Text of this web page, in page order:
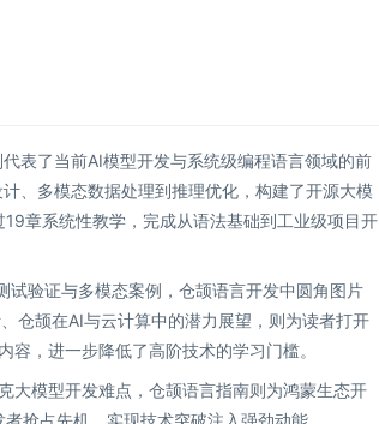
表了当前AI模型开发与系统级编程语言领域的前
、多模态数据处理到推理优化，构建了开源大模
章系统性教学，完成从语法基础到工业级项目开
试验证与多模态案例，仓颉语言开发中圆角图片
仓颉在AI与云计算中的潜力展望，则为读者打开
，进一步降低了高阶技术的学习门槛。
模型开发难点，仓颉语言指南则为鸿蒙生态开
抢占先机、实现技术突破注入强劲动能。